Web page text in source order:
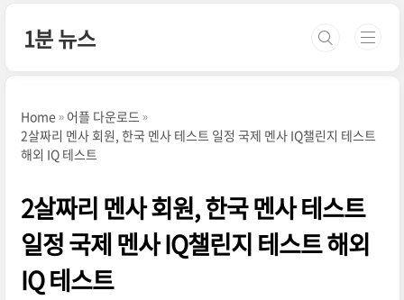
1분 뉴스
Home
어플 다운로드
2살짜리 멘사 회원, 한국 멘사 테스트 일정 국제 멘사 IQ챌린지 테스트
해외 IQ 테스트
2살짜리 멘사 회원, 한국 멘사 테스트
일정 국제 멘사 IQ챌린지 테스트 해외
IQ 테스트